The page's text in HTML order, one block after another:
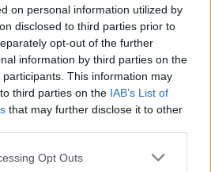
on personal information utilized by
disclosed to third parties prior to
opt-out of the further
information by third parties on the
participants. This information may
third parties on the IAB’s List of
that may further disclose it to other
Opt Outs